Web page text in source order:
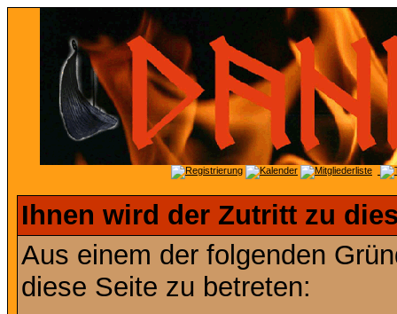
Ihnen wird der Zutritt zu
Aus einem der folgenden
diese Seite zu betreten: